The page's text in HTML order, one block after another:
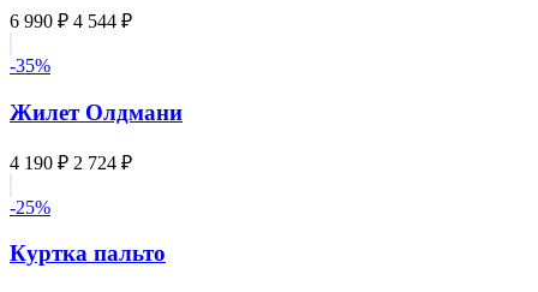
6 990 ₽ 4 544 ₽
-35%
Жилет Олдмани
4 190 ₽ 2 724 ₽
-25%
Куртка пальто